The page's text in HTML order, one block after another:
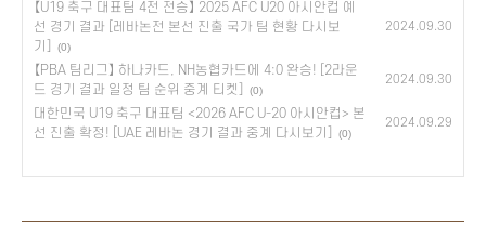
【U19 축구 대표팀 4전 전승】 2025 AFC U20 아시안컵 예
선 경기 결과 [레바논전 본선 진출 국가 팀 현황 다시보
기]
(0)
2024.09.30
【PBA 팀리그】 하나카드, NH농협카드에 4:0 완승! [2라운
드 경기 결과 일정 팀 순위 중계 티켓]
(0)
2024.09.30
대한민국 U19 축구 대표팀 <2026 AFC U-20 아시안컵> 본
선 진출 확정! [UAE 레바논 경기 결과 중계 다시보기]
(0)
2024.09.29